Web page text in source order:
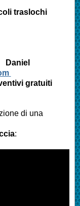
traslochi
gratuiti
di una
: